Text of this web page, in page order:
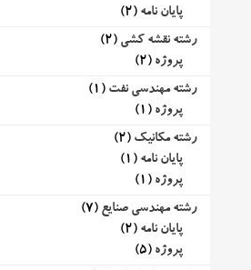
پایان نامه (2)
رشته نقشه کشی (2)
پروژه (2)
رشته مهندسی نفت (1)
پروژه (1)
رشته مکانیک (2)
پایان نامه (1)
پروژه (1)
رشته مهندسی صنایع (7)
پایان نامه (2)
پروژه (5)